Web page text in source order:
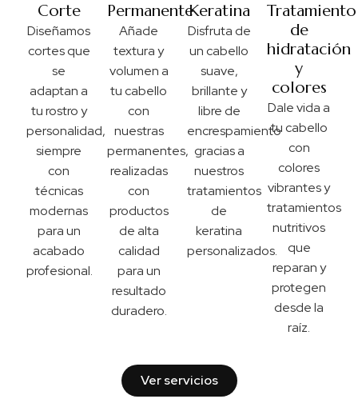
Corte
Diseñamos
cortes que
se
adaptan a
tu rostro y
personalidad,
siempre
con
técnicas
modernas
para un
acabado
profesional.
Permanente
Añade
textura y
volumen a
tu cabello
con
nuestras
permanentes,
realizadas
con
productos
de alta
calidad
para un
resultado
duradero.
Keratina
Disfruta de
un cabello
suave,
brillante y
libre de
encrespamiento
gracias a
nuestros
tratamientos
de
keratina
personalizados.
Tratamiento
de
hidratación
y
colores
Dale vida a
tu cabello
con
colores
vibrantes y
tratamientos
nutritivos
que
reparan y
protegen
desde la
raíz.
Ver servicios